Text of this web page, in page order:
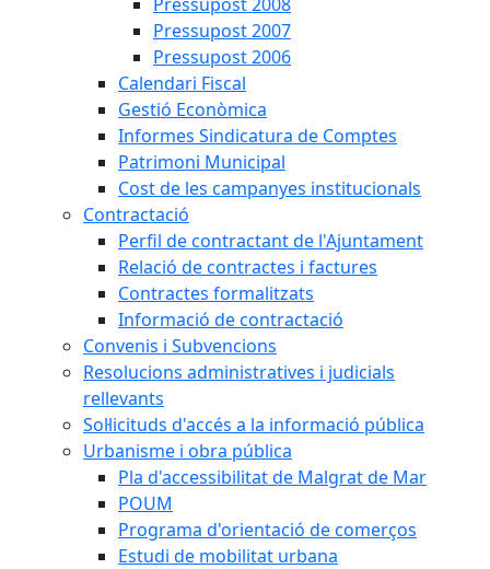
Pressupost 2007
Pressupost 2006
Calendari Fiscal
Gestió Econòmica
Informes Sindicatura de Comptes
Patrimoni Municipal
Cost de les campanyes institucionals
Contractació
Perfil de contractant de l'Ajuntament
Relació de contractes i factures
Contractes formalitzats
Informació de contractació
Convenis i Subvencions
Resolucions administratives i judicials
rellevants
Sol·licituds d'accés a la informació pública
Urbanisme i obra pública
Pla d'accessibilitat de Malgrat de Mar
POUM
Programa d'orientació de comerços
Estudi de mobilitat urbana